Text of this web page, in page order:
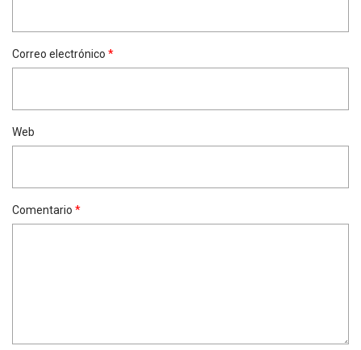
Correo electrónico *
Web
Comentario *